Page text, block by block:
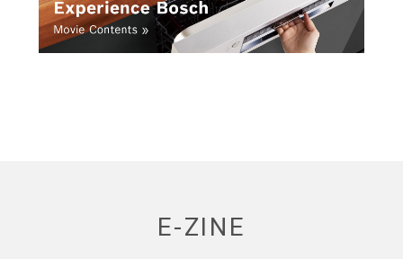
E-ZINE